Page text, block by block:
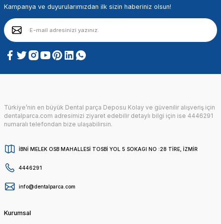
Kampanya ve duyurularımızdan ilk sizin haberiniz olsun!
Türkiye’nin en büyük Dental parça Deposu Kolay ve güvenilir alışveriş için
dentalparca.com adresimizi ziyaret edebilir detaylı bilgi için ise 4446291
numaralı telefondan bize ulaşabilirsin.
İBNİ MELEK OSB MAHALLESİ TOSBİ YOL 5 SOKAGI NO :28 TİRE, İZMİR
4446291
info@dentalparca.com
Kurumsal